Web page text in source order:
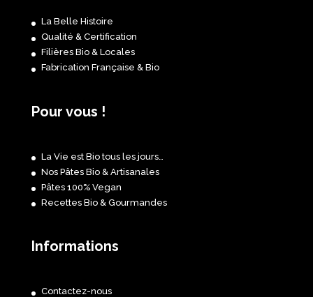
La Belle Histoire
Qualité & Certification
Filières Bio & Locales
Fabrication Française & Bio
Pour vous !
La Vie est Bio tous les jours…
Nos Pâtes Bio & Artisanales
Pâtes 100% Vegan
Recettes Bio & Gourmandes
Informations
Contactez-nous